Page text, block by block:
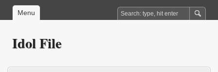
Menu
Idol File